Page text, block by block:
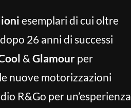
esemplari di cui oltre
dopo 26 anni di successi
& Glamour per
nuove motorizzazioni
R&Go per un’esperienza